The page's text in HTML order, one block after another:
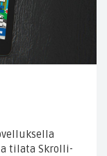
tilata Skrolli-